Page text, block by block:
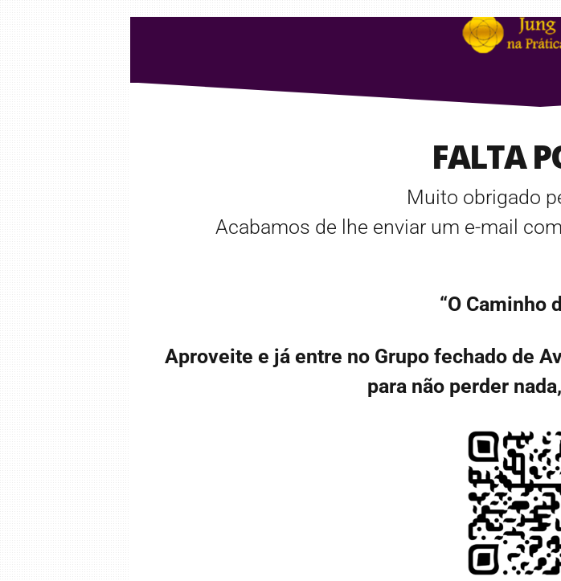
FALTA
Muito obrigado
Acabamos de lhe enviar um e-mail
“O Caminho
Aproveite e já entre no Grupo fechado de
para não perder